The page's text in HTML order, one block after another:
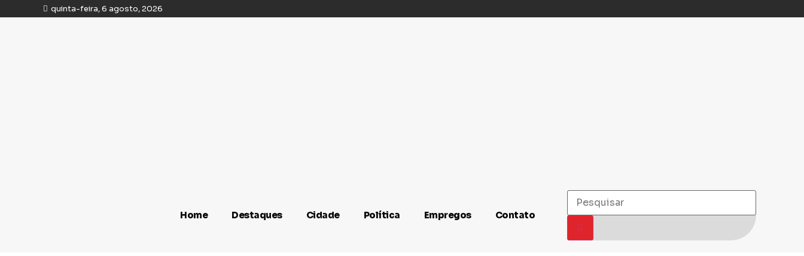
quinta-feira, 6 agosto, 2026
Home Destaques Cidade Política Empregos Contato